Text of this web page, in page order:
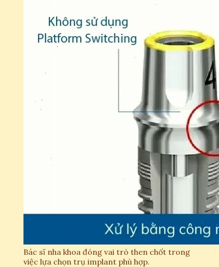
Bác sĩ nha khoa đóng vai trò then chốt trong
việc lựa chọn trụ implant phù hợp.